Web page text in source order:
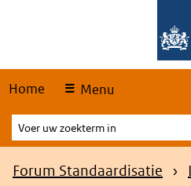
Home Menu
Voer
uw
zoekterm
Kruimelpad
Forum Standaardisatie